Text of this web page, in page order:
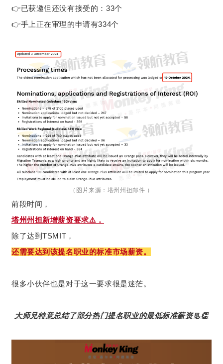
👉已获邀但还没有接受的：33个
👉手上正在审理的申请有334个
（图片来源：塔州州担邮件 ）
前段时间，
塔州州担新增薪资要求⚠️，
除了达到TSMIT，
还需要达到该提名职业的标准市场薪资。
很多小伙伴也是对于这一要求很是迷茫。
大师兄特意总结了部分热门提名职业的最低标准薪资📃👏